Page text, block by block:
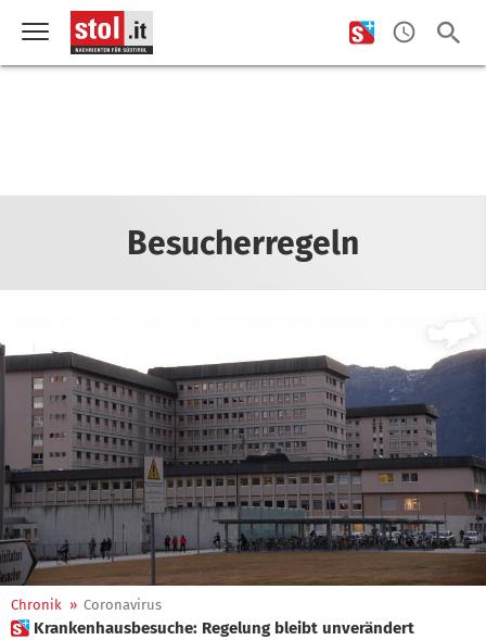
Besucherregeln
Chronik » Coronavirus
 Krankenhausbesuche: Regelung bleibt unverändert